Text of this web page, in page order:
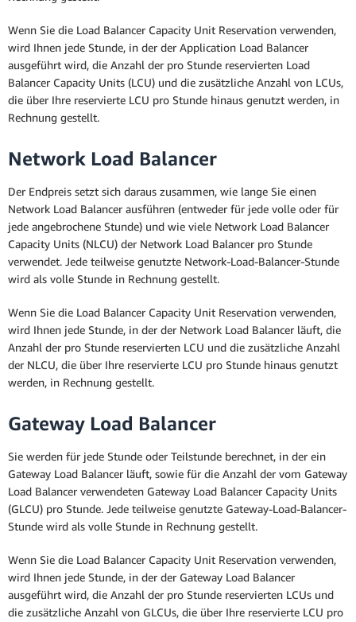
Wenn Sie die Load Balancer Capacity Unit Reservation verwenden,
wird Ihnen jede Stunde, in der der Application Load Balancer
ausgeführt wird, die Anzahl der pro Stunde reservierten Load
Balancer Capacity Units (LCU) und die zusätzliche Anzahl von LCUs,
die über Ihre reservierte LCU pro Stunde hinaus genutzt werden, in
Rechnung gestellt.
Network Load Balancer
Der Endpreis setzt sich daraus zusammen, wie lange Sie einen
Network Load Balancer ausführen (entweder für jede volle oder für
jede angebrochene Stunde) und wie viele Network Load Balancer
Capacity Units (NLCU) der Network Load Balancer pro Stunde
verwendet. Jede teilweise genutzte Network-Load-Balancer-Stunde
wird als volle Stunde in Rechnung gestellt.
Wenn Sie die Load Balancer Capacity Unit Reservation verwenden,
wird Ihnen jede Stunde, in der der Network Load Balancer läuft, die
Anzahl der pro Stunde reservierten LCU und die zusätzliche Anzahl
der NLCU, die über Ihre reservierte LCU pro Stunde hinaus genutzt
werden, in Rechnung gestellt.
Gateway Load Balancer
Sie werden für jede Stunde oder Teilstunde berechnet, in der ein
Gateway Load Balancer läuft, sowie für die Anzahl der vom Gateway
Load Balancer verwendeten Gateway Load Balancer Capacity Units
(GLCU) pro Stunde. Jede teilweise genutzte Gateway-Load-Balancer-
Stunde wird als volle Stunde in Rechnung gestellt.
Wenn Sie die Load Balancer Capacity Unit Reservation verwenden,
wird Ihnen jede Stunde, in der der Gateway Load Balancer
ausgeführt wird, die Anzahl der pro Stunde reservierten LCUs und
die zusätzliche Anzahl von GLCUs, die über Ihre reservierte LCU pro